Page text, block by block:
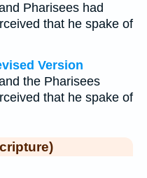
Pharisees had
that he spake of
Version
the Pharisees
that he spake of